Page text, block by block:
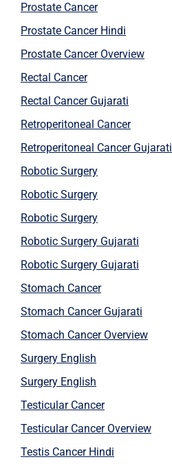
Prostate Cancer
Prostate Cancer Hindi
Prostate Cancer Overview
Rectal Cancer
Rectal Cancer Gujarati
Retroperitoneal Cancer
Retroperitoneal Cancer Gujarati
Robotic Surgery
Robotic Surgery
Robotic Surgery
Robotic Surgery Gujarati
Robotic Surgery Gujarati
Stomach Cancer
Stomach Cancer Gujarati
Stomach Cancer Overview
Surgery English
Surgery English
Testicular Cancer
Testicular Cancer Overview
Testis Cancer Hindi